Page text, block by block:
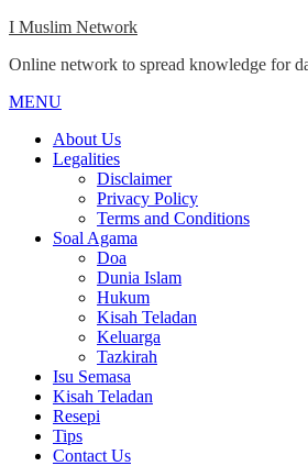
Skip
content
I Muslim Network
Online network to spread knowledge for
MENU
Menu
About Us
Legalities
Disclaimer
Privacy Policy
Terms and Conditions
Soal Agama
Doa
Dunia Islam
Hukum
Kisah Teladan
Keluarga
Tazkirah
Isu Semasa
Kisah Teladan
Resepi
Tips
Contact Us